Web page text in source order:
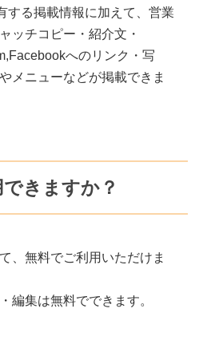
する掲載情報に加えて、営業
ッチコピー・紹介文・
へのリンク・写
メニューなどが掲載できま
きますか？
、無料でご利用いただけま
編集は無料でできます。